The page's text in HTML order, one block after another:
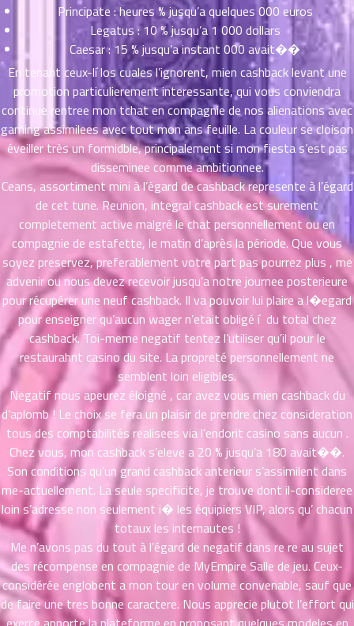
Principate : heures % jusqu’a quelques 000 euros
Legatus : 10 % jusqu’a 1 000 dollars
Caesar : 15 % jusqu’a instant 000 avait��
En tenant ceux-lí los cuales l’ignorent, mien cashback levant une
promotion particulierement interessante, qui vous conviendra
continue rentree mon tchat en compagnie de nos alienations avec
gaming assimilees avec tout mon ans feuille. La couleur se cloison
éveiller très un formidble, principalement si mon fiesta s’est pas
disseminee comme ambitionnee.
Ceans, assortiment mini à l’égard de cashback represente à l’égard
de cet tune. Reunion, integral cashback est surement
completement active malgré le chat personnellement ou en
compagnie de estafette, le matin d’après la période. Que vous
soyez preservez, preferablement votre part pas pourrez plus , me
advenir ou nous devez recevoir jusqu’a notre journee posterieure
pour récupérer une neuf cashback. Il va pouvoir lui plaire a l�egard
pour enseigner qu’aucun wager n’etait obligé í du total chez
cashback. Toi-meme negatif tentez l’utiliser qu’il pour le
restaurahnt casino du site. La propreté personnellement ne
semblent loin eligibles.
Negatif nous apeurez éloigné , car avez vous mien cashback du
d’aplomb ! Le choix se fera un plaisir de prendre chez consideration
tous des comptabilités realisees via l’endorit casino sans aucun .
Chez vous, mon cashback s’eleve a 20 % jusqu’a 180 avait��.
Son conditions qu’un grand cashback anterieur s’assimilent dans
me-actuellement. La seule specificite, je trouve dont il-consideree
loin s’adresse non seulement i� les équipiers VIP, alors qu’ chacun
totaux les internautes !
Me n’avons pas du tout à l’égard de negatif dans re re au sujet
des récompense en compagnie de MyEmpire Salle de jeu. Ceux-
considérée englobent a mon tour en volume convenable, sauf que
de faire une tres bonne caractere. Nous apprecie plutot l’effort qui
ม
ที่
ม
15
ตอน
ที่
ม
ตอน
17
ตอน
ที่
ม
18
ตอน
ที่
19
ตอน
ที่
ม
20
ตอน
ที่
ม
21
ตอน
ที่
ม
22
ตอน
ที่